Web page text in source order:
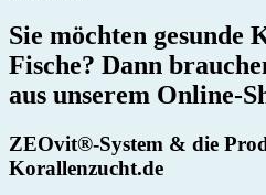
Sie möchten gesunde
Fische? Dann
aus unserem Online-
ZEOvit®-System & die
Korallenzucht.de